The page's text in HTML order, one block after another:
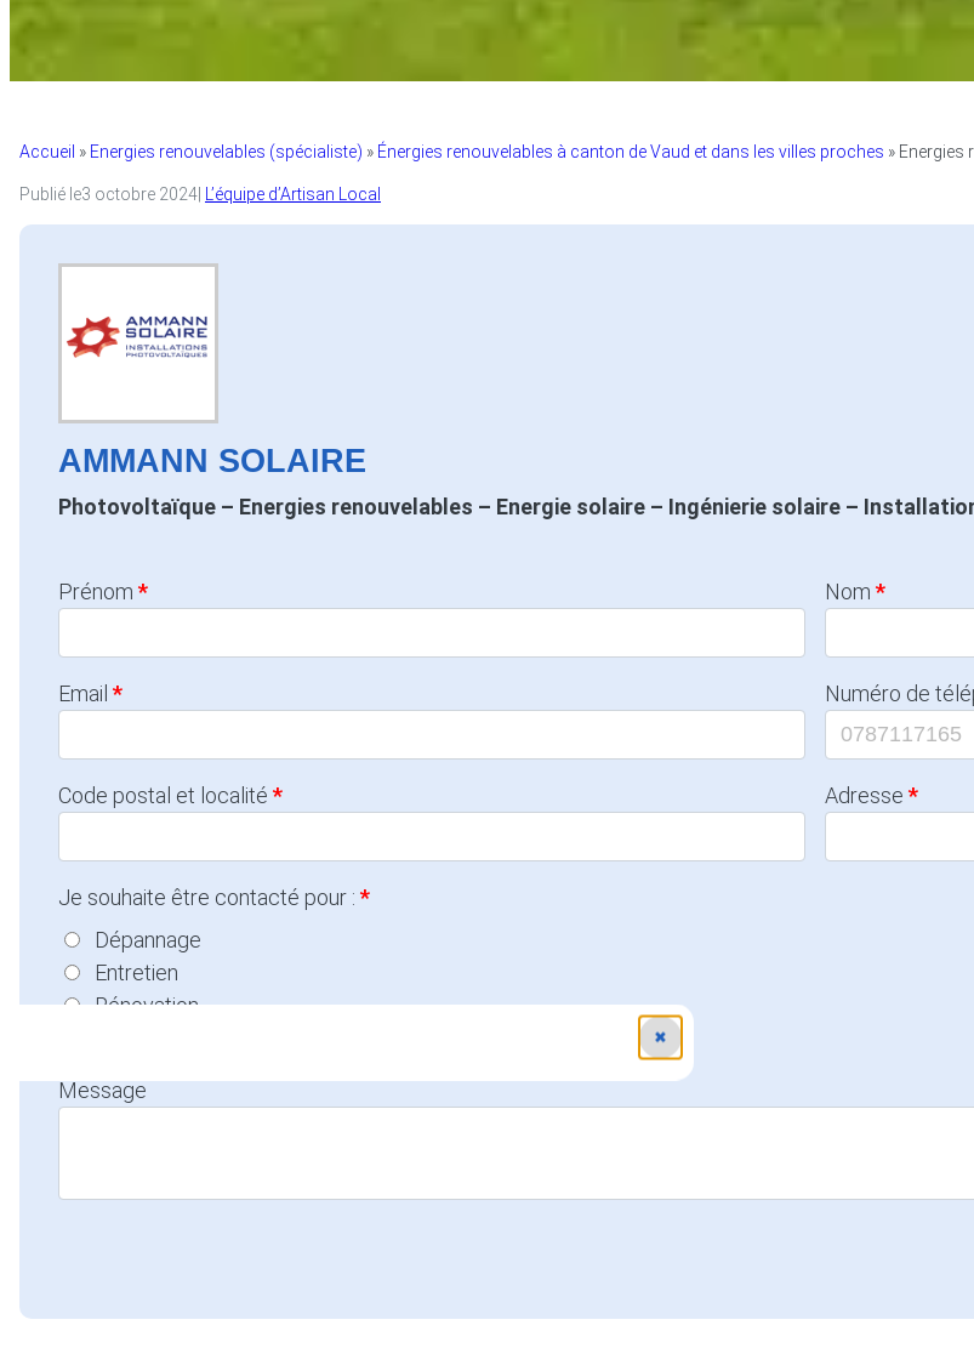
Accueil » Energies renouvelables (spécialiste) » Énergies renouvelables à canton de Vaud et dans les villes proches » Energies
Publié le3 octobre 2024 L’équipe d’Artisan Local
AMMANN SOLAIRE
Photovoltaïque – Energies renouvelables – Energie solaire – Ingénierie solaire –
Prénom Nom
Email Numéro de
Code postal et localité Adresse
Je souhaite être contacté pour :
Dépannage
Entretien
Rénovation
Message
✖